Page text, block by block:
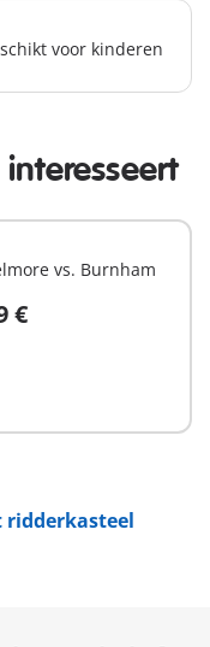
ridderkasteel
voor kinderen
vs. Burnham
€